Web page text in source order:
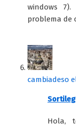
windows
problema de
cambiadeso
Hola,